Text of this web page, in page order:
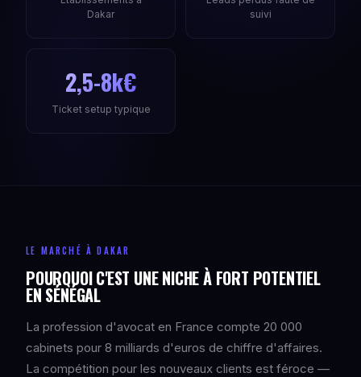
Dakar
suivi
2,5-8k€
Ticket setup typique
LE MARCHÉ À DAKAR
POURQUOI C'EST UNE NICHE À FORT POTENTIEL
EN SÉNÉGAL
La profession d'avocat en France compte 20 000
cabinets pour 8 milliards d'euros de chiffre d'affaires.
La compétition pour les nouveaux clients est féroce —